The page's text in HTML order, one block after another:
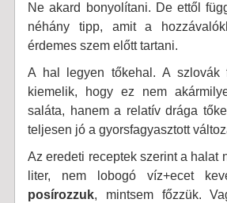
Ne akard bonyolítani. De ettől
néhány tipp, amit a
érdemes szem előtt tartani.
A hal legyen tőkehal. A szlovák
kiemelik, hogy ez nem
saláta, hanem a relatív drága
teljesen jó a gyorsfagyasztott
Az eredeti receptek szerint a halat
liter, nem lobogó víz+ecet
posírozzuk, mintsem főzzük.